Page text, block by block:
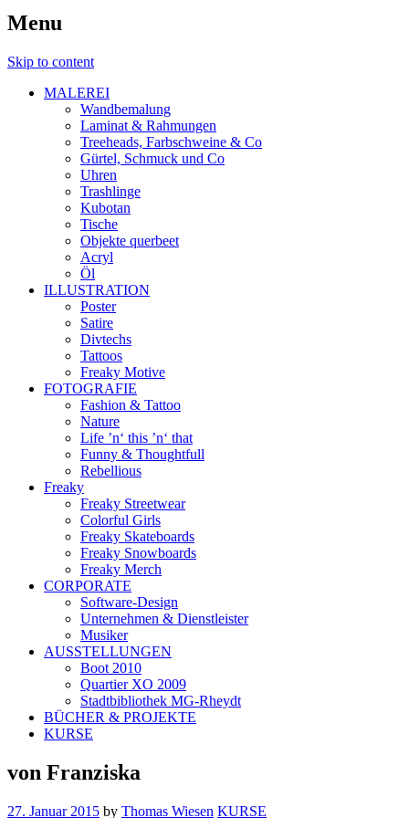
Menu
Skip to content
MALEREI
Wandbemalung
Laminat & Rahmungen
Treeheads, Farbschweine & Co
Gürtel, Schmuck und Co
Uhren
Trashlinge
Kubotan
Tische
Objekte querbeet
Acryl
Öl
ILLUSTRATION
Poster
Satire
Divtechs
Tattoos
Freaky Motive
FOTOGRAFIE
Fashion & Tattoo
Nature
Life ’n‘ this ’n‘ that
Funny & Thoughtfull
Rebellious
Freaky
Freaky Streetwear
Colorful Girls
Freaky Skateboards
Freaky Snowboards
Freaky Merch
CORPORATE
Software-Design
Unternehmen & Dienstleister
Musiker
AUSSTELLUNGEN
Boot 2010
Quartier XO 2009
Stadtbibliothek MG-Rheydt
BÜCHER & PROJEKTE
KURSE
von Franziska
27. Januar 2015 by Thomas Wiesen KURSE